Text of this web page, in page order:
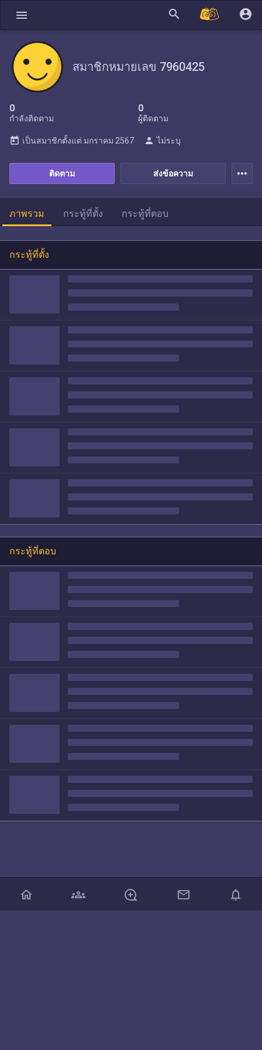
menu search account_circle
สมาชิกหมายเลข 7960425
0
กำลังติดตาม
0
ผู้ติดตาม
ส่งข้อความ
ติดตาม
today เป็นสมาชิกตั้งแต่ มกราคม 2567 person ไม่ระบุ
more_horiz
ภาพรวม กระทู้ที่ตั้ง กระทู้ที่ตอบ
กระทู้ที่ตั้ง
กระทู้ที่ตอบ